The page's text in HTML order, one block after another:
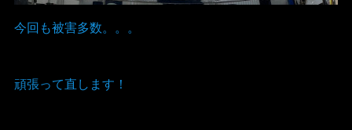
今回も被害多数。。。
頑張って直します！